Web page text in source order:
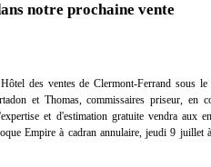
notre prochaine vente
des ventes de Clermont-Ferrand sous le
et Thomas, commissaires priseur, en
et d'estimation gratuite vendra aux
Empire à cadran annulaire, jeudi 9 juillet